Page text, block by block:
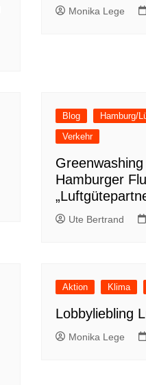
Monika Lege
Blog Hamburg/
Verkehr
Hamburger
Ute Bertrand
Aktion Klima
Lobbyliebling
Monika Lege